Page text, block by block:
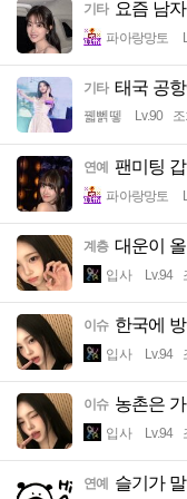
기타 요즘 남
파아랑망토
기타 태국 공
꿻뻵뗗 Lv.90
연예 팬미팅
파아랑망토
계층 대운이
입사 Lv.94
이슈 한국에
입사 Lv.94
이슈 농촌은
입사 Lv.94
연예 슬기가